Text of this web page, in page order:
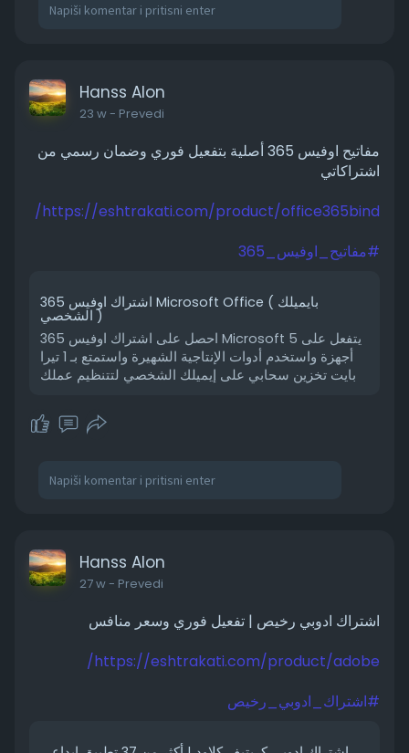
Hanss Alon
23 w- Prevedi
مفاتيح اوفيس 365 أصلية بتفعيل فوري وضمان رسمي من
اشتراكاتي
https://eshtrakati.com/product/office365bind/
#مفاتيح_اوفيس_365
اشتراك اوفيس 365 Microsoft Office ( بايميلك
الشخصي )
احصل على اشتراك اوفيس 365 Microsoft يتفعل على 5
أجهزة واستخدم أدوات الإنتاجية الشهيرة واستمتع بـ 1 تيرا
بايت تخزين سحابي على إيميلك الشخصي لتتنظيم عملك
Hanss Alon
27 w- Prevedi
اشتراك ادوبي رخيص | تفعيل فوري وسعر منافس
https://eshtrakati.com/product/adobe/
#اشتراك_ادوبي_رخيص